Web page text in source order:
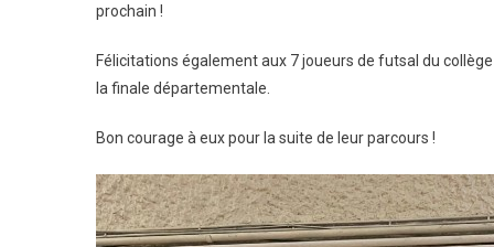
!
prochain !
Félicitations également aux 7 joueurs de futsal du
la finale départementale.
Bon courage à eux pour la suite de leur parcours !